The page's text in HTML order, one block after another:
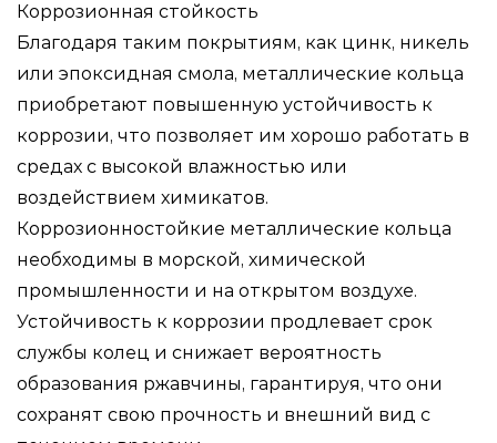
Коррозионная стойкость
Благодаря таким покрытиям, как цинк, никель
или эпоксидная смола, металлические кольца
приобретают повышенную устойчивость к
коррозии, что позволяет им хорошо работать в
средах с высокой влажностью или
воздействием химикатов.
Коррозионностойкие металлические кольца
необходимы в морской, химической
промышленности и на открытом воздухе.
Устойчивость к коррозии продлевает срок
службы колец и снижает вероятность
образования ржавчины, гарантируя, что они
сохранят свою прочность и внешний вид с